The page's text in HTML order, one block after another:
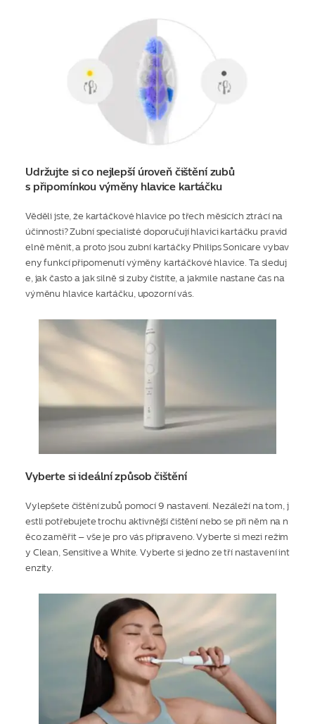
Udržujte si co nejlepší úroveň čištění zubů
s připomínkou výměny hlavice kartáčku
Věděli jste, že kartáčkové hlavice po třech měsících ztrácí na
účinnosti? Zubní specialisté doporučují hlavici kartáčku pravid
elně měnit, a proto jsou zubní kartáčky Philips Sonicare vybav
eny funkcí připomenutí výměny kartáčkové hlavice. Ta sleduj
e, jak často a jak silně si zuby čistíte, a jakmile nastane čas na
výměnu hlavice kartáčku, upozorní vás.
Vyberte si ideální způsob čištění
Vylepšete čištění zubů pomocí 9 nastavení. Nezáleží na tom, j
estli potřebujete trochu aktivnější čištění nebo se při něm na n
ěco zaměřit – vše je pro vás připraveno. Vyberte si mezi režim
y Clean, Sensitive a White. Vyberte si jedno ze tří nastavení int
enzity.